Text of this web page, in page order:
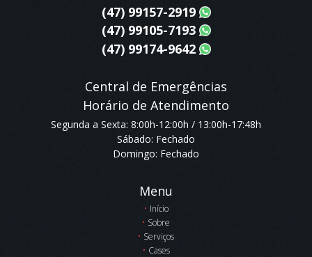
(47) 99157-2919
(47) 99105-7193
(47) 99174-9642
Central de Emergências
Horário de Atendimento
Segunda a Sexta: 8:00h-12:00h / 13:00h-17:48h
Sábado: Fechado
Domingo: Fechado
Menu
Início
Sobre
Serviços
Cases